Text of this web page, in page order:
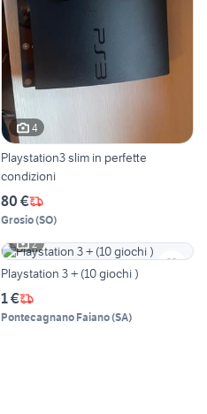
4
Playstation3 slim in perfette
condizioni
80 €
Grosio(SO)
2
Playstation 3 + (10 giochi )
1 €
Pontecagnano Faiano(SA)